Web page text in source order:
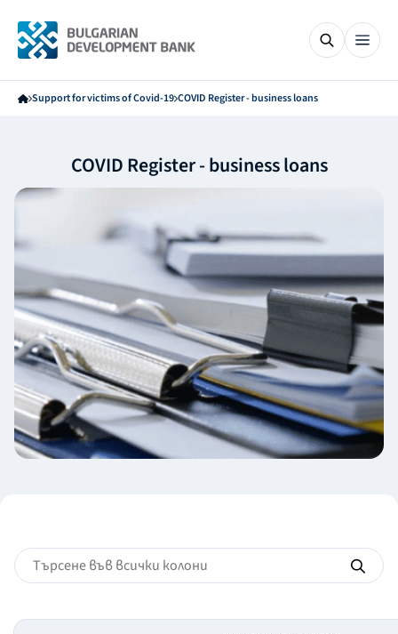
Support for victims of Covid-19 COVID Register - business loans
COVID Register - business loans